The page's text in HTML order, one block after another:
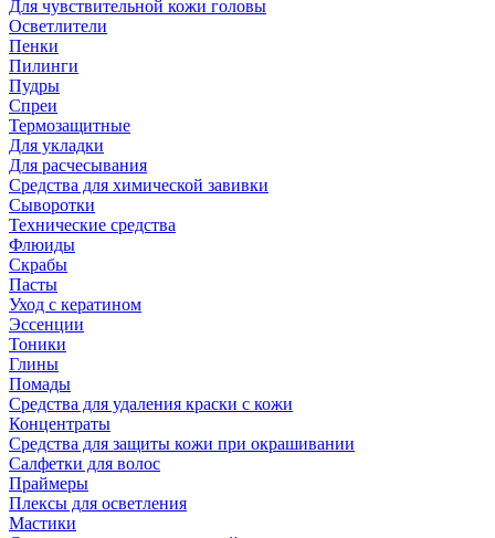
Для чувствительной кожи головы
Осветлители
Пенки
Пилинги
Пудры
Спреи
Термозащитные
Для укладки
Для расчесывания
Средства для химической завивки
Сыворотки
Технические средства
Флюиды
Скрабы
Пасты
Уход с кератином
Эссенции
Тоники
Глины
Помады
Средства для удаления краски с кожи
Концентраты
Средства для защиты кожи при окрашивании
Салфетки для волос
Праймеры
Плексы для осветления
Мастики